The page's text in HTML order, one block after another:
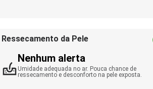
Ressecamento da Pele
Nenhum alerta
Umidade adequada no ar. Pouca chance de
ressecamento e desconforto na pele exposta.